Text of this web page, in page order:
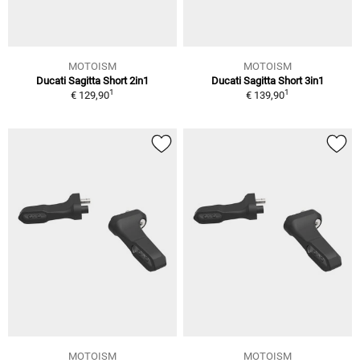
MOTOISM
Ducati Sagitta Short 2in1
€ 129,901
MOTOISM
Ducati Sagitta Short 3in1
€ 139,901
MOTOISM
MOTOISM